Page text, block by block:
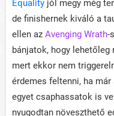
Equality jól megy még
de finishernek kiváló a
ellen az Avenging Wrath-
bánjatok, hogy lehetőleg
mert ekkor nem
érdemes feltenni, ha
egyet csaphassatok is
nyugodtan növeszthető